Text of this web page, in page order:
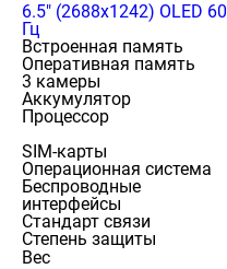
6.5" (2688x1242) OLED 60
Гц
Встроенная память
Оперативная память
3 камеры
Аккумулятор
Процессор
SIM-карты
Операционная система
Беспроводные
интерфейсы
Стандарт связи
Степень защиты
Вес